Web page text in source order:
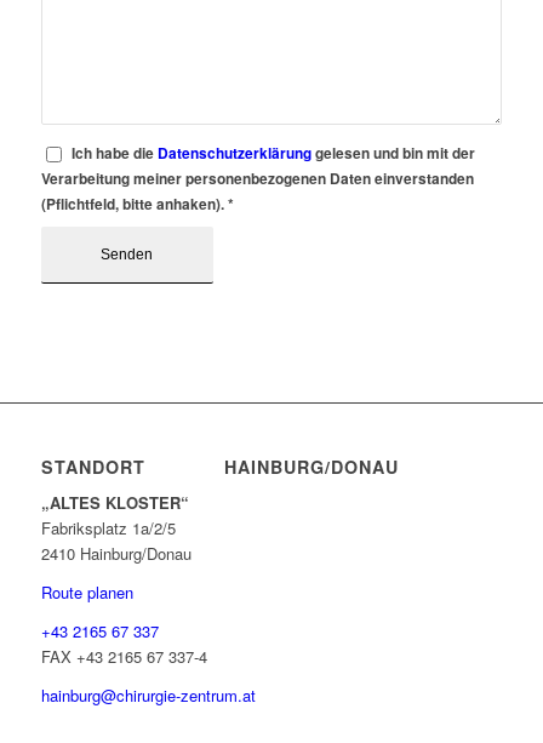
Ich habe die Datenschutzerklärunggelesen und bin mit der
Verarbeitung meiner personenbezogenen Daten einverstanden
(Pflichtfeld, bitte anhaken).*
STANDORT HAINBURG/DONAU
„ALTES KLOSTER“
Fabriksplatz 1a/2/5
2410 Hainburg/Donau
Route planen
+43 2165 67 337
FAX +43 2165 67 337-4
hainburg@chirurgie-zentrum.at